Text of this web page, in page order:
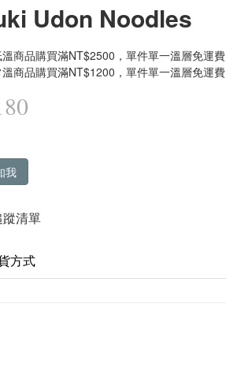
Udon Noodles
商品購買滿NT$2500，單件單一溫層免運費
商品購買滿NT$1200，單件單一溫層免運費
我
清單
方式